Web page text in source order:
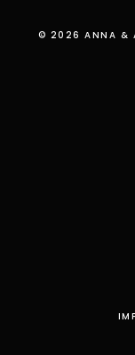
© 2026 ANNA &